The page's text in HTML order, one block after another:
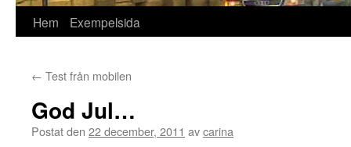
Hem Exempelsida
← Test från mobilen
God Jul…
Postat den 22 december, 2011 avcarina